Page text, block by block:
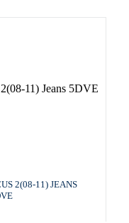
2(08-11) JEANS